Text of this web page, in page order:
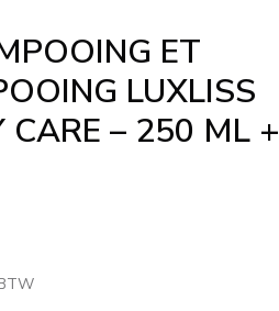
ET
LUXLISS
CARE – 250 ML +